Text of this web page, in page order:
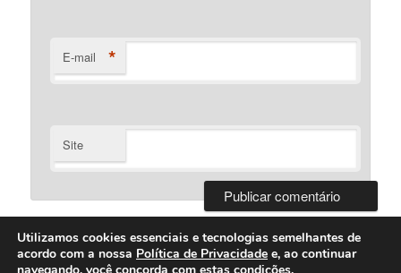
E-mail *
Site
Utilizamos cookies essenciais e tecnologias semelhantes de
acordo com a nossa Política de Privacidade e, ao continuar